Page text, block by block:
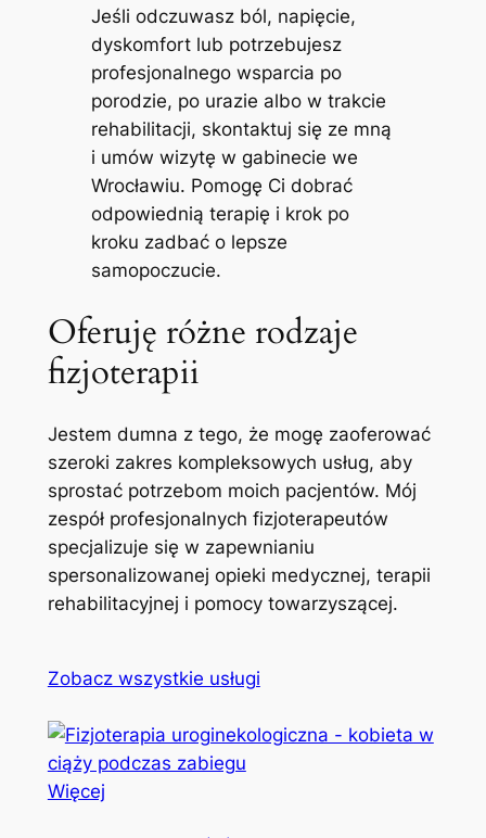
Jeśli odczuwasz ból, napięcie,
dyskomfort lub potrzebujesz
profesjonalnego wsparcia po
porodzie, po urazie albo w trakcie
rehabilitacji, skontaktuj się ze mną
i umów wizytę w gabinecie we
Wrocławiu. Pomogę Ci dobrać
odpowiednią terapię i krok po
kroku zadbać o lepsze
samopoczucie.
Oferuję różne rodzaje
fizjoterapii
Jestem dumna z tego, że mogę zaoferować
szeroki zakres kompleksowych usług, aby
sprostać potrzebom moich pacjentów. Mój
zespół profesjonalnych fizjoterapeutów
specjalizuje się w zapewnianiu
spersonalizowanej opieki medycznej, terapii
rehabilitacyjnej i pomocy towarzyszącej.
Zobacz wszystkie usługi
Więcej